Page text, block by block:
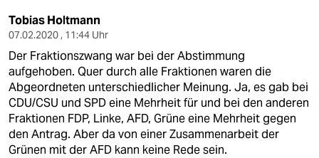
Tobias Holtmann
07.02.2020 , 11:44 Uhr
Der Fraktionszwang war bei der Abstimmung
aufgehoben. Quer durch alle Fraktionen waren die
Abgeordneten unterschiedlicher Meinung. Ja, es gab bei
CDU/CSU und SPD eine Mehrheit für und bei den anderen
Fraktionen FDP, Linke, AFD, Grüne eine Mehrheit gegen
den Antrag. Aber da von einer Zusammenarbeit der
Grünen mit der AFD kann keine Rede sein.